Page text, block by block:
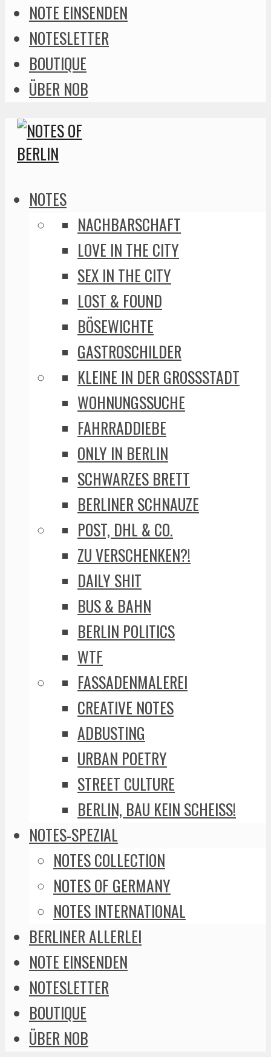
NOTE EINSENDEN
NOTESLETTER
BOUTIQUE
ÜBER NOB
NOTES
NACHBARSCHAFT
LOVE IN THE CITY
SEX IN THE CITY
LOST & FOUND
BÖSEWICHTE
GASTROSCHILDER
KLEINE IN DER GROSSSTADT
WOHNUNGSSUCHE
FAHRRADDIEBE
ONLY IN BERLIN
SCHWARZES BRETT
BERLINER SCHNAUZE
POST, DHL & CO.
ZU VERSCHENKEN?!
DAILY SHIT
BUS & BAHN
BERLIN POLITICS
WTF
FASSADENMALEREI
CREATIVE NOTES
ADBUSTING
URBAN POETRY
STREET CULTURE
BERLIN, BAU KEIN SCHEISS!
NOTES-SPEZIAL
NOTES COLLECTION
NOTES OF GERMANY
NOTES INTERNATIONAL
BERLINER ALLERLEI
NOTE EINSENDEN
NOTESLETTER
BOUTIQUE
ÜBER NOB